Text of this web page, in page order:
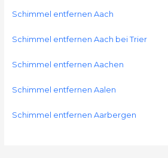
Schimmel entfernen Aach
Schimmel entfernen Aach bei Trier
Schimmel entfernen Aachen
Schimmel entfernen Aalen
Schimmel entfernen Aarbergen